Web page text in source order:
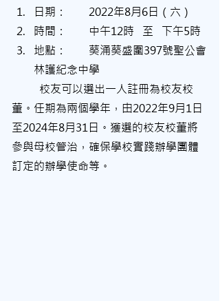
日期：	2022年8月6日（六）
時間：	中午12時   至   下午5時
地點：	葵涌葵盛圍397號聖公會
林護紀念中學
董。任期為兩個學年，由2022年9月1日
至2024年8月31日。獲選的校友校董將
參與母校管治，確保學校實踐辦學團體